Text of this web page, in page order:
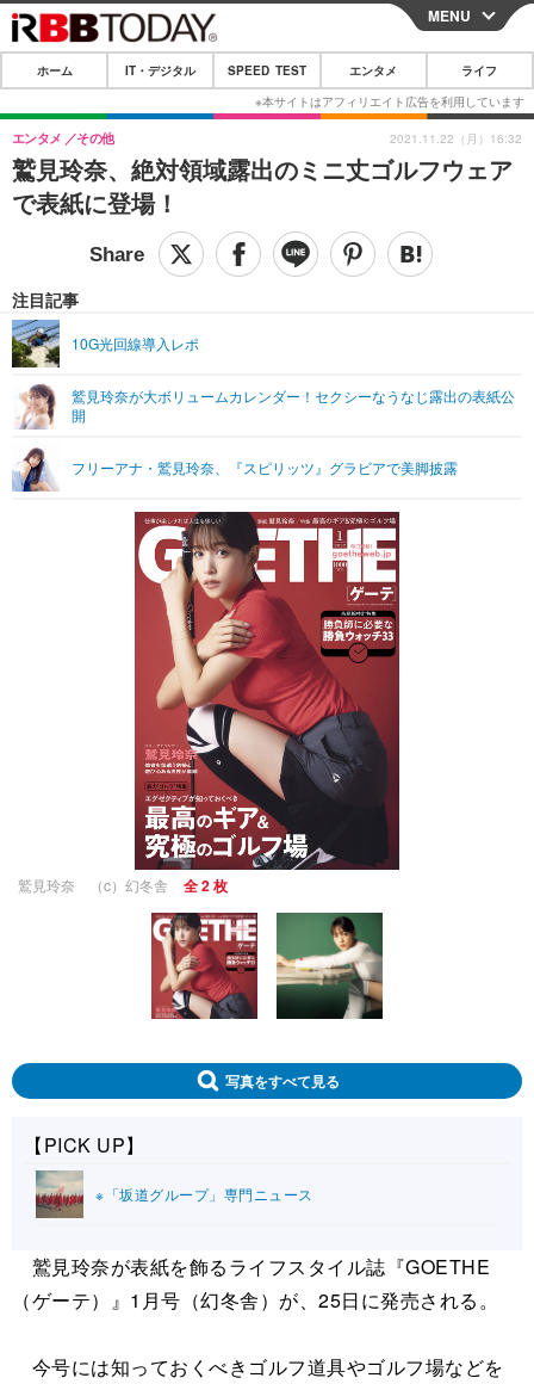
CLOSE
ホーム
IT・デジタル
IT・デジタルTOP スマートフォン
ショッピング その他
SPEED TEST
エンタメTOP 映画・ドラマ
ショッピング その他
ライフTOP
リリース一覧
プッシュ通知の停止方法
MENU
ホーム IT・デジタル SPEED TEST エンタメ ライフ
鷲見玲奈、絶対領域露出のミニ丈ゴルフウェア
で表紙に登場！
エンタメ その他
注目記事
10G光回線導入レポ
鷲見玲奈が大ボリュームカレンダー！セクシーなうなじ露出の表紙公
開
フリーアナ・鷲見玲奈、『スピリッツ』グラビアで美脚披露
2021.11.22（月）16:32
鷲見玲奈 （c）幻冬舎 全 2 枚
写真をすべて見る
【PICK UP】
※「坂道グループ」専門ニュース
鷲見玲奈が表紙を飾るライフスタイル誌『GOETHE
（ゲーテ）』1月号（幻冬舎）が、25日に発売される。
今号には知っておくべきゴルフ道具やゴルフ場などを